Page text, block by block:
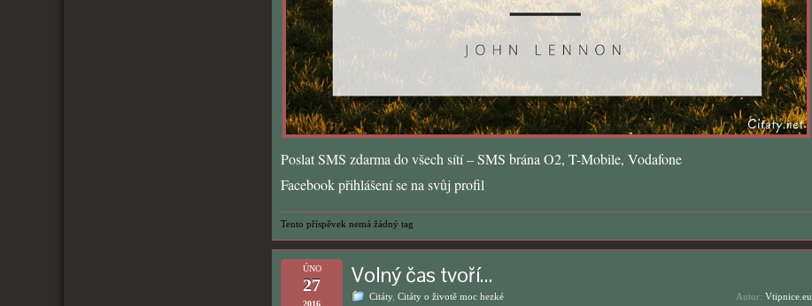
Poslat SMS zdarma do všech sítí – SMS brána O2, T-Mobile, Vodafone
Facebook přihlášení se na svůj profil
Tento příspěvek nemá žádný tag
ÚNO
27
2016
Volný čas tvoří…
Citáty, Citáty o životě moc hezké Autor: Vtipnice.eu